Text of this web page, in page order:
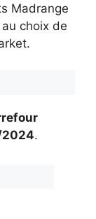
Madrange
choix de
.